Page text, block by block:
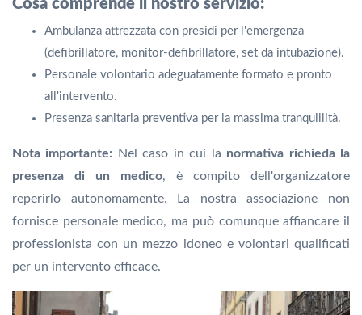
Cosa comprende il nostro servizio:
Ambulanza attrezzata con presidi per l'emergenza
(defibrillatore, monitor-defibrillatore, set da intubazione).
Personale volontario adeguatamente formato e pronto
all'intervento.
Presenza sanitaria preventiva per la massima tranquillità.
Nota importante: Nel caso in cui la normativa richieda la
presenza di un medico, è compito dell'organizzatore
reperirlo autonomamente. La nostra associazione non
fornisce personale medico, ma può comunque affiancare il
professionista con un mezzo idoneo e volontari qualificati
per un intervento efficace.